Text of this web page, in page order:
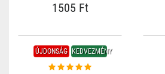
1505 Ft
ÚJDONSÁG KEDVEZMÉNY